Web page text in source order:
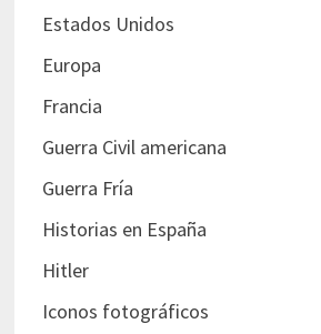
Estados Unidos
Europa
Francia
Guerra Civil americana
Guerra Fría
Historias en España
Hitler
Iconos fotográficos